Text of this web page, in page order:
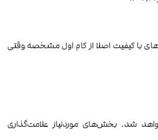
با کیفیت اصلا از کام اول مشخصه وقتی
شد. بخش‌های موردنیاز علامت‌گذاری